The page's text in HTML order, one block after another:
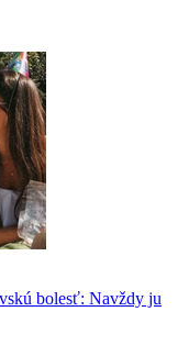
bolesť: Navždy ju